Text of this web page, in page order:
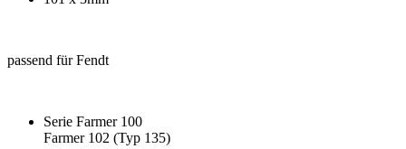
passend für Fendt
Serie Farmer 100
Farmer 102 (Typ 135)